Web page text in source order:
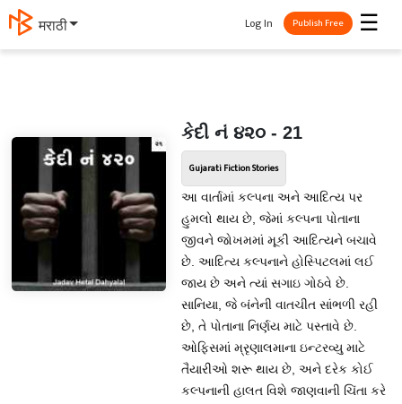
मराठी ☰
Log In Publish Free
કેદી નં ૪૨૦ - 21
Gujarati Fiction Stories
આ વાર્તામાં કલ્પના અને આદિત્ય પર
હુમલો થાય છે, જેમાં કલ્પના પોતાના
જીવને જોખમમાં મૂકી આદિત્યને બચાવે
છે. આદિત્ય કલ્પનાને હોસ્પિટલમાં લઈ
જાય છે અને ત્યાં સગાઇ ગોઠવે છે.
સાનિયા, જે બંનેની વાતચીત સાંભળી રહી
છે, તે પોતાના નિર્ણય માટે પસ્તાવે છે.
ઓફિસમાં મ્રૃણાલમાના ઇન્ટરવ્યુ માટે
તૈયારીઓ શરૂ થાય છે, અને દરેક કોઈ
કલ્પનાની હાલત વિશે જાણવાની ચિંતા કરે